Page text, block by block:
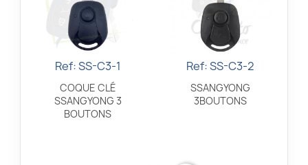
Aperçu rapide
Ref: SS-C3-1
COQUE CLÉ
SSANGYONG 3
BOUTONS
Aperçu rapide
Ref: SS-C3-2
SSANGYONG
3BOUTONS